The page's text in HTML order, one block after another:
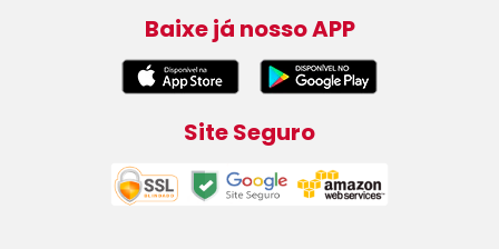
Baixe já nosso APP
Site Seguro